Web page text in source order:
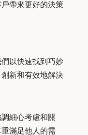
帶來更好的決策
以快速找到巧妙
新和有效地解決
細心考慮和關
滿足他人的需